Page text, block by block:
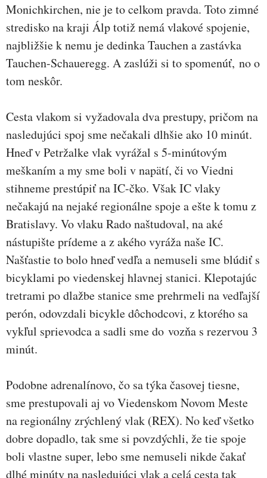
Monichkirchen, nie je to celkom pravda. Toto zimné
stredisko na kraji Álp totiž nemá vlakové spojenie,
najbližšie k nemu je dedinka Tauchen a zastávka
Tauchen-Schaueregg. A zaslúži si to spomenúť, no o
tom neskôr.
Cesta vlakom si vyžadovala dva prestupy, pričom na
nasledujúci spoj sme nečakali dlhšie ako 10 minút.
Hneď v Petržalke vlak vyrážal s 5-minútovým
meškaním a my sme boli v napätí, či vo Viedni
stihneme prestúpiť na IC-čko. Však IC vlaky
nečakajú na nejaké regionálne spoje a ešte k tomu z
Bratislavy. Vo vlaku Rado naštudoval, na aké
nástupište prídeme a z akého vyráža naše IC.
Našťastie to bolo hneď vedľa a nemuseli sme blúdiť s
bicyklami po viedenskej hlavnej stanici. Klepotajúc
tretrami po dlažbe stanice sme prehrmeli na vedľajší
perón, odovzdali bicykle dôchodcovi, z ktorého sa
vykľul sprievodca a sadli sme do vozňa s rezervou 3
minút.
Podobne adrenalínovo, čo sa týka časovej tiesne,
sme prestupovali aj vo Viedenskom Novom Meste
na regionálny zrýchlený vlak (REX). No keď všetko
dobre dopadlo, tak sme si povzdýchli, že tie spoje
boli vlastne super, lebo sme nemuseli nikde čakať
dlhé minúty na nasledujúci vlak a celá cesta tak